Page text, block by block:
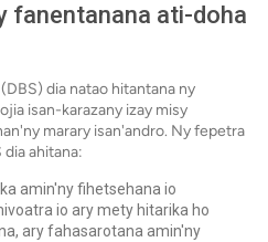
fanentanana ati-doha
dia natao hitantana ny
isan-karazany izay misy
marary isan'andro. Ny fepetra
ahitana:
amin'ny fihetsehana io
io ary mety hitarika ho
ary fahasarotana amin'ny